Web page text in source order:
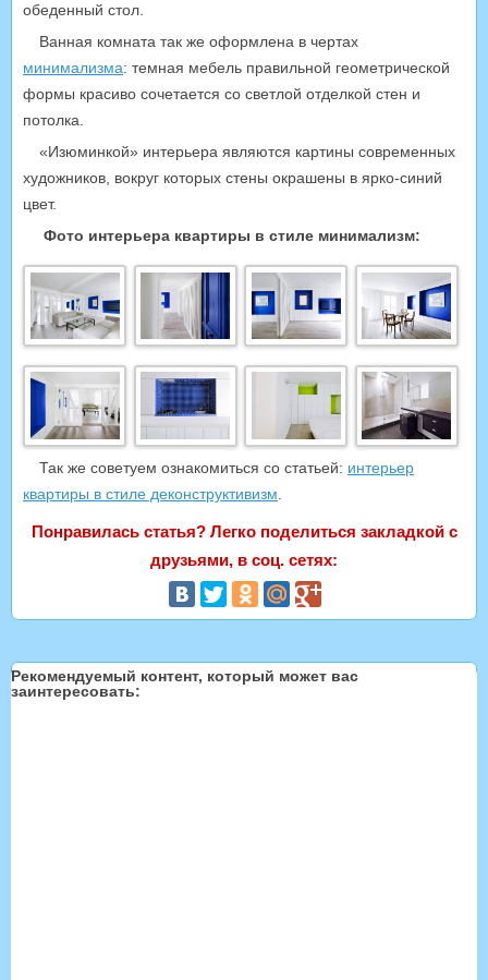
обеденный стол.
Ванная комната так же оформлена в чертах
минимализма: темная мебель правильной геометрической
формы красиво сочетается со светлой отделкой стен и
потолка.
«Изюминкой» интерьера являются картины современных
художников, вокруг которых стены окрашены в ярко-синий
цвет.
Фото интерьера квартиры в стиле минимализм:
Так же советуем ознакомиться со статьей: интерьер
квартиры в стиле деконструктивизм
Понравилась статья? Легко поделиться закладкой с
друзьями, в соц. сетях:
Рекомендуемый контент, который может вас
заинтересовать: